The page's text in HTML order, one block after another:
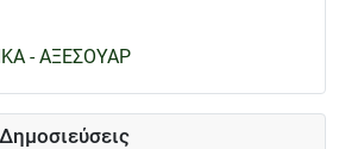
- ΑΞΕΣΟΥΑΡ